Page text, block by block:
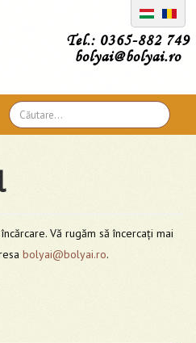
Tel.: 0365-882 749
bolyai@bolyai.ro
Căutare
...
Vă rugăm să încercați mai
bolyai@bolyai.ro.